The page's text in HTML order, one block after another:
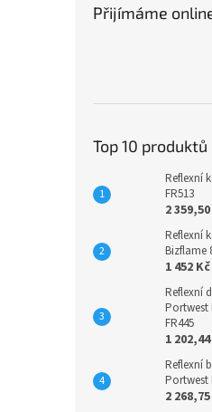
Přijímáme
Top 10 produktů
Reflexní
FR513
2
Reflexní
Bizflame
1 452 Kč
Reflexní
Portwest
FR445
1
Reflexní
Portwest
2